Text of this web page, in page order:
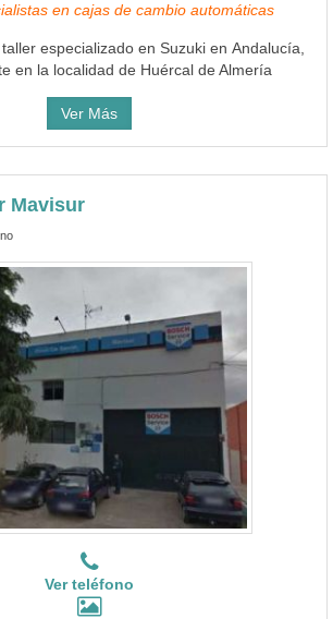
en cajas de cambio automáticas
especializado en Suzuki en Andalucía,
en la localidad de Huércal de Almería
Ver Más
Mavisur
Ver teléfono